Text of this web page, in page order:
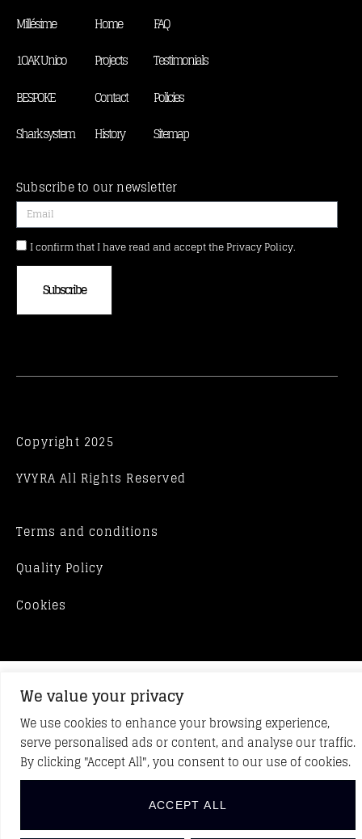
We value your privacy
We use cookies to enhance your browsing experience,
serve personalised ads or content, and analyse our traffic.
By clicking "Accept All", you consent to our use of cookies.
ACCEPT ALL
Millésime
1OAK Unico
BESPOKE
Shark system
Home
Projects
Contact
History
FAQ
Testimonials
Policies
Sitemap
Subscribe to our newsletter
I confirm that I have read and accept the Privacy Policy.
Subscribe
Copyright 2025
YVYRA All Rights Reserved
Terms and conditions
Quality Policy
Cookies